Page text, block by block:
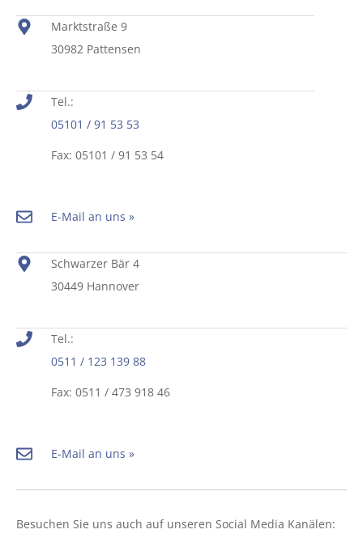
Marktstraße 9
30982 Pattensen
Tel.:
05101 / 91 53 53
Fax: 05101 / 91 53 54
E-Mail an uns »
Schwarzer Bär 4
30449 Hannover
Tel.:
0511 / 123 139 88
Fax: 0511 / 473 918 46
E-Mail an uns »
Besuchen Sie uns auch auf unseren Social Media Kanälen: